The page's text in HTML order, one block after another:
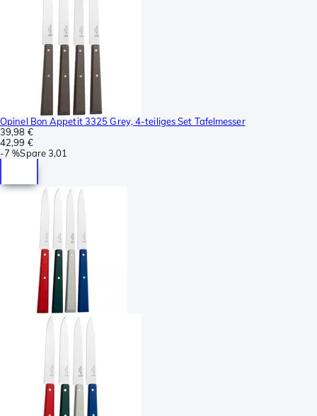
Opinel Bon Appetit 3325 Grey, 4-teiliges Set Tafelmesser
39,98 €
42,99 €
-7 %Spare3,01